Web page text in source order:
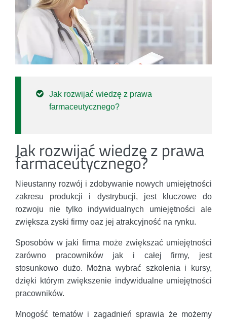
Jak rozwijać wiedzę z prawa
farmaceutycznego?
Jak rozwijać wiedzę z prawa
farmaceutycznego?
Nieustanny rozwój i zdobywanie nowych umiejętności
zakresu produkcji i dystrybucji, jest kluczowe do
rozwoju nie tylko indywidualnych umiejętności ale
zwiększa zyski firmy oaz jej atrakcyjność na rynku.
Sposobów w jaki firma może zwiększać umiejętności
zarówno pracowników jak i całej firmy, jest
stosunkowo dużo. Można wybrać szkolenia i kursy,
dzięki którym zwiększenie indywidualne umiejętności
pracowników.
Mnogość tematów i zagadnień sprawia że możemy